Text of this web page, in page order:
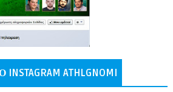
ATHLGNOMI